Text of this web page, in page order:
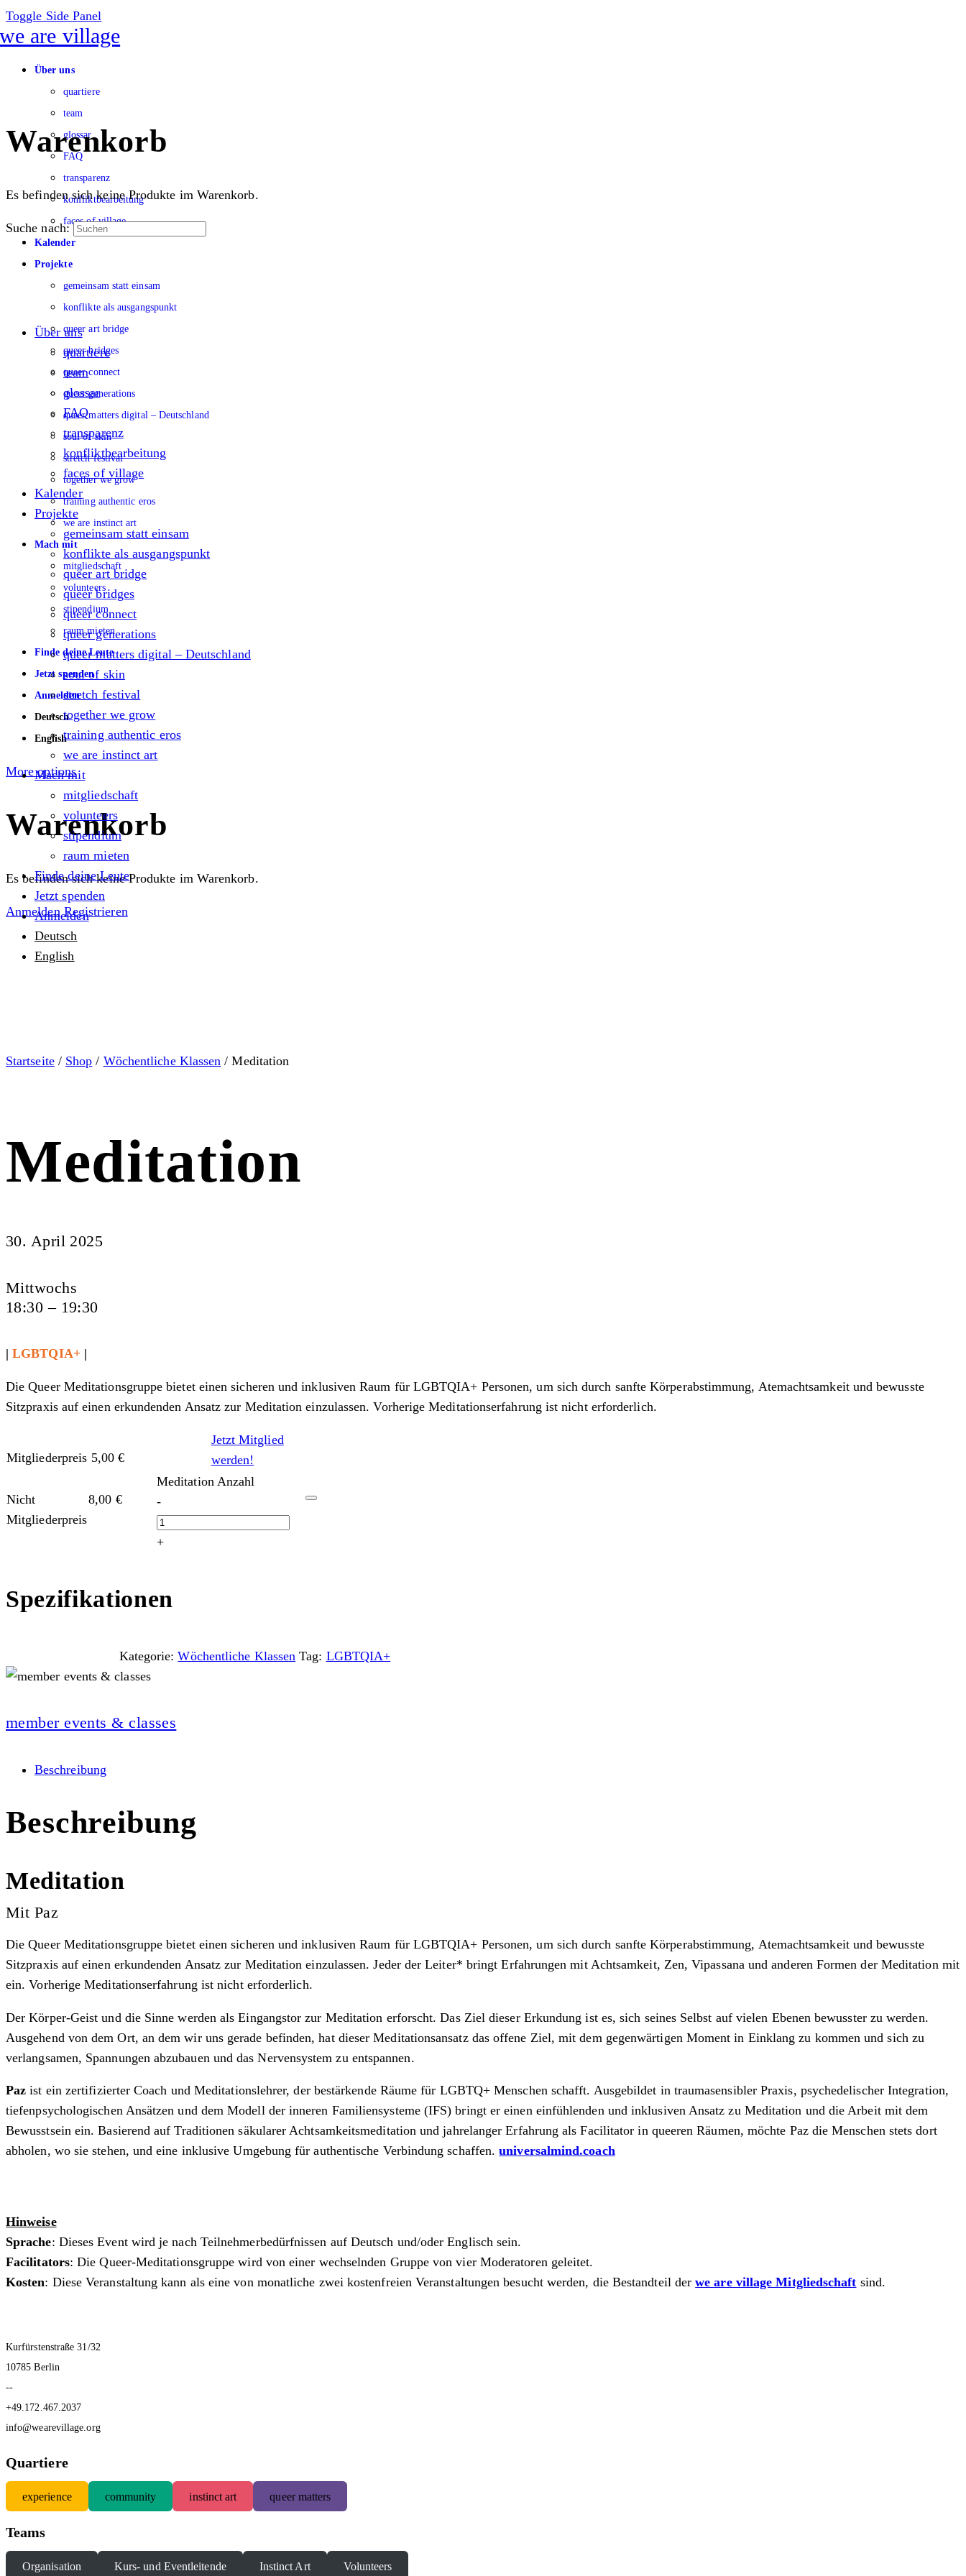
Toggle Side Panel
Über uns
quartiere
team
glossar
FAQ
transparenz
konfliktbearbeitung
faces of village
Kalender
Projekte
gemeinsam statt einsam
konflikte als ausgangspunkt
queer art bridge
queer bridges
queer connect
queer generations
queer matters digital – Deutschland
soul of skin
stretch festival
together we grow
training authentic eros
we are instinct art
Mach mit
mitgliedschaft
volunteers
stipendium
raum mieten
Finde deine Leute
Jetzt spenden
Anmelden
Deutsch
English
More options
Warenkorb
Es befinden sich keine Produkte im Warenkorb.
Anmelden Registrieren
Warenkorb
Es befinden sich keine Produkte im Warenkorb.
Suche nach:
Über uns
quartiere
team
glossar
FAQ
transparenz
konfliktbearbeitung
faces of village
Kalender
Projekte
gemeinsam statt einsam
konflikte als ausgangspunkt
queer art bridge
queer bridges
queer connect
queer generations
queer matters digital – Deutschland
soul of skin
stretch festival
together we grow
training authentic eros
we are instinct art
Mach mit
mitgliedschaft
volunteers
stipendium
raum mieten
Finde deine Leute
Jetzt spenden
Anmelden
Deutsch
English
Startseite/ Shop / Wöchentliche Klassen / Meditation
Meditation
30. April 2025
Mittwochs
18:30 – 19:30
|LGBTQIA+|
Die Queer Meditationsgruppe bietet einen sicheren und inklusiven Raum für LGBTQIA+ Personen, um sich durch sanfte Körperabstimmung, Atemachtsamkeit und bewusste
Sitzpraxis auf einen erkundenden Ansatz zur Meditation einzulassen. Vorherige Meditationserfahrung ist nicht erforderlich.
Mitgliederpreis 5,00€
Jetzt Mitglied
werden!
Nicht
Mitgliederpreis
8,00 €
Meditation Anzahl
-
+
Spezifikationen
Kategorie: Wöchentliche Klassen Tag: LGBTQIA+
member events & classes
Beschreibung
Beschreibung
Meditation
Mit Paz
Die Queer Meditationsgruppe bietet einen sicheren und inklusiven Raum für LGBTQIA+ Personen, um sich durch sanfte Körperabstimmung, Atemachtsamkeit und bewusste
Sitzpraxis auf einen erkundenden Ansatz zur Meditation einzulassen. Jeder der Leiter* bringt Erfahrungen mit Achtsamkeit, Zen, Vipassana und anderen Formen der Meditation mit
ein. Vorherige Meditationserfahrung ist nicht erforderlich.
Der Körper-Geist und die Sinne werden als Eingangstor zur Meditation erforscht. Das Ziel dieser Erkundung ist es, sich seines Selbst auf vielen Ebenen bewusster zu werden.
Ausgehend von dem Ort, an dem wir uns gerade befinden, hat dieser Meditationsansatz das offene Ziel, mit dem gegenwärtigen Moment in Einklang zu kommen und sich zu
verlangsamen, Spannungen abzubauen und das Nervensystem zu entspannen.
Paz ist ein zertifizierter Coach und Meditationslehrer, der bestärkende Räume für LGBTQ+ Menschen schafft. Ausgebildet in traumasensibler Praxis, psychedelischer Integration,
tiefenpsychologischen Ansätzen und dem Modell der inneren Familiensysteme (IFS) bringt er einen einfühlenden und inklusiven Ansatz zu Meditation und die Arbeit mit dem
Bewusstsein ein. Basierend auf Traditionen säkularer Achtsamkeitsmeditation und jahrelanger Erfahrung als Facilitator in queeren Räumen, möchte Paz die Menschen stets dort
abholen, wo sie stehen, und eine inklusive Umgebung für authentische Verbindung schaffen.universalmind.coach
Hinweise
Sprache: Dieses Event wird je nach Teilnehmerbedürfnissen auf Deutsch und/oder Englisch sein.
Facilitators: Die Queer-Meditationsgruppe wird von einer wechselnden Gruppe von vier Moderatoren geleitet.
Kosten: Diese Veranstaltung kann als eine von monatliche zwei kostenfreien Veranstaltungen besucht werden, die Bestandteil derwe are village Mitgliedschaft sind.
Kurfürstenstraße 31/32
10785 Berlin
--
+49.172.467.2037
info@wearevillage.org
Quartiere
experience community instinct art queer matters
Teams
Organisation Kurs- und Eventleitende Instinct Art Volunteers